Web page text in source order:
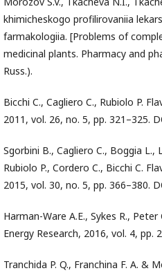
khimicheskogo profilirovaniia
farmakologiia. [Problems of
medicinal plants. Pharmacy and
Russ.).
Bicchi C., Cagliero C., Rubiolo P.
2011, vol. 26, no. 5, pp. 321–325.
Sgorbini B., Cagliero C., Boggia L.,
Rubiolo P., Cordero C., Bicchi C.
2015, vol. 30, no. 5, pp. 366–380.
Harman-Ware A.E., Sykes R.,
Energy Research, 2016, vol. 4, pp.
Tranchida P. Q., Franchina F. A. &